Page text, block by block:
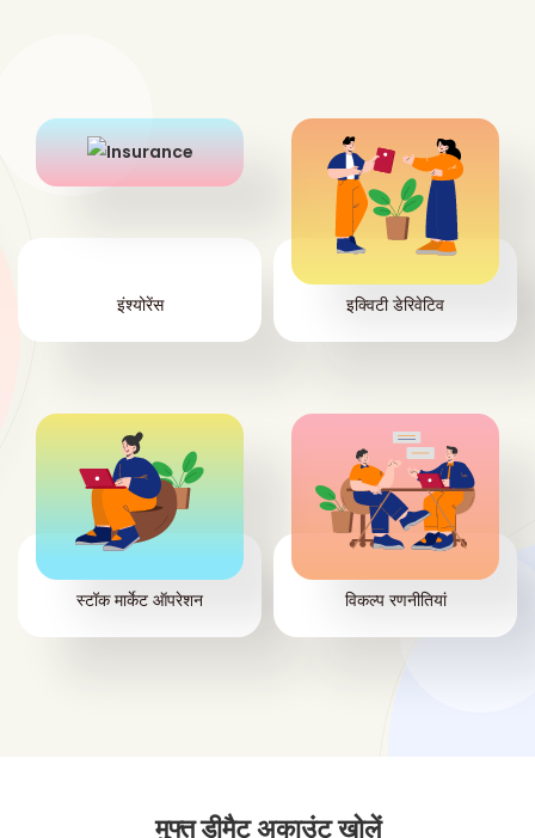
इंश्योरेंस इक्विटी डेरिवेटिव
स्टॉक मार्केट ऑपरेशन विकल्प रणनीतियां
मुफ्त डीमैट अकाउंट खोलें